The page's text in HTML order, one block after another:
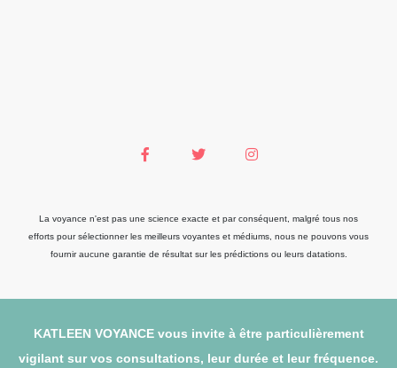
La voyance n'est pas une science exacte et par conséquent, malgré tous nos
efforts pour sélectionner les meilleurs voyantes et médiums, nous ne pouvons vous
fournir aucune garantie de résultat sur les prédictions ou leurs datations.
KATLEEN VOYANCE vous invite à être particulièrement
vigilant sur vos consultations, leur durée et leur fréquence.